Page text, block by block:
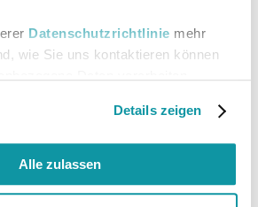
Datenschutzrichtlinie mehr
wie Sie uns kontaktieren können
Details zeigen
Alle zulassen